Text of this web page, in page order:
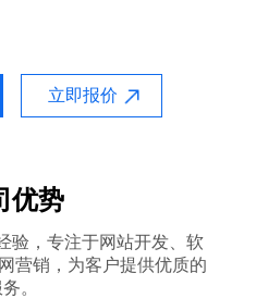
立即报价
优势
验，专注于网站开发、软
营销，为客户提供优质的
。